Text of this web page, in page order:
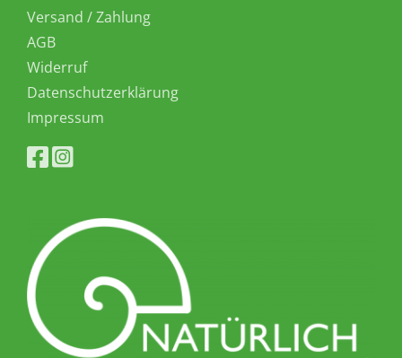
Versand / Zahlung
AGB
Widerruf
Datenschutzerklärung
Impressum